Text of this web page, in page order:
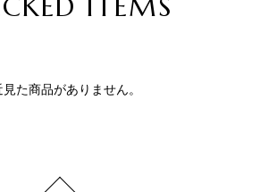
ITEMS
た商品がありません。